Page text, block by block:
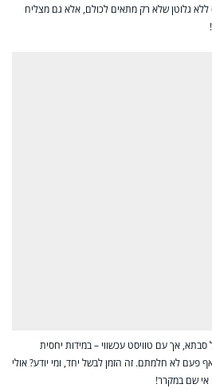
ללא גלוטן שלא רק מתאים לכולם, אלא גם מצליח
אך עם טוויסט עכשווי – במידות יחסית
פעם לא חלמתם. זה הזמן לבשל יחד, ומי יודע? אולי
שם במקרר!